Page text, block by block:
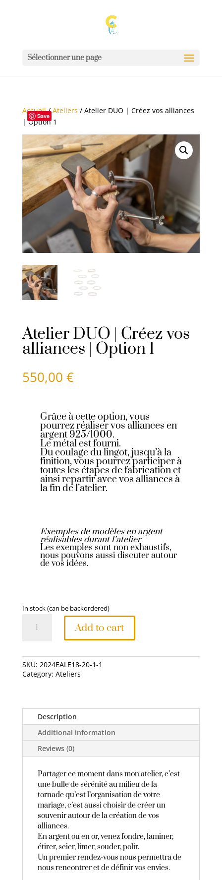
Sélectionner une page
Save
Accueil/Ateliers / Atelier DUO | Créez vos alliances
| Option 1
Atelier DUO | Créez vos
alliances | Option 1
550,00 €
Grâce à cette option, vous
pourrez réaliser vos alliances en
argent 925/1000.
Le métal est fourni.
Du coulage du lingot, jusqu’à la
finition, vous pourrez participer à
toutes les étapes de fabrication et
ainsi repartir avec vos alliances à
la fin de l’atelier.
Exemples de modèles en argent
réalisables durant l’atelier
Les exemples sont non exhaustifs,
nous pouvons aussi discuter autour
de vos idées.
In stock (can be backordered)
DUO
vos
alliances
1
quantity
Add to cart
SKU: 2024EALE18-20-1-1
Category: Ateliers
Description
Additional information
Reviews (0)
Partager ce moment dans mon atelier, c’est
une bulle de sérénité au milieu de la
tornade qu’est l’organisation de votre
mariage, c’est aussi choisir de créer un
souvenir autour de la création de vos
alliances.
En argent ou en or, venez fondre, laminer,
étirer, scier, limer, souder, polir.
Un premier rendez-vous nous permettra de
nous rencontrer et de définir vos envies.